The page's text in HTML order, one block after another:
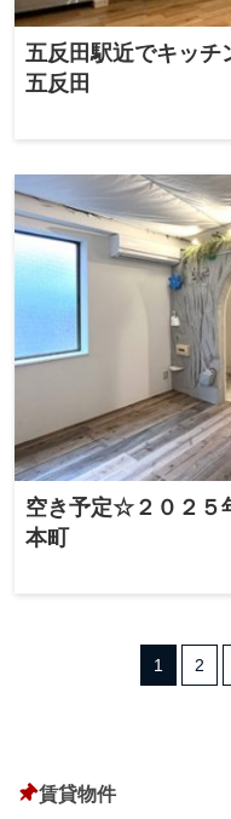
五反田駅近でキッチ
五反田
空き予定☆２０２５
本町
1 2
賃貸物件